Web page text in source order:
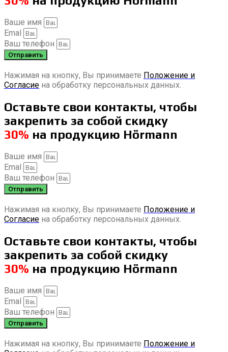
Ваше имя
Emal
Ваш телефон
Отправить
Нажимая на кнопку, Вы принимаете Положение и
Согласие на обработку персональных данных.
Оставьте свои контакты, чтобы
закрепить за собой скидку
30% на продукцию Hörmann
Ваше имя
Emal
Ваш телефон
Отправить
Нажимая на кнопку, Вы принимаете Положение и
Согласие на обработку персональных данных.
Оставьте свои контакты, чтобы
закрепить за собой скидку
30% на продукцию Hörmann
Ваше имя
Emal
Ваш телефон
Отправить
Нажимая на кнопку, Вы принимаете Положение и